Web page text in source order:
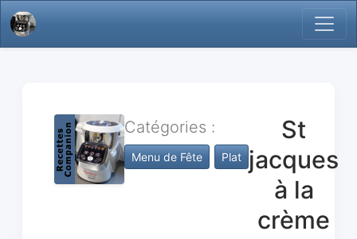
Catégories :
Menu de Fête Plat
St
jacques
à la
crème